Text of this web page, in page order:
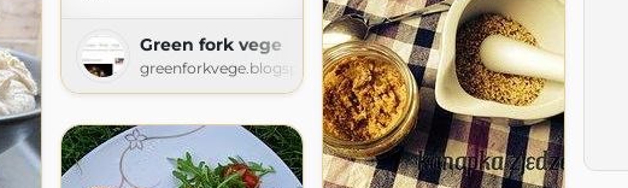
Green fork vege
greenforkvege.blogspot.com